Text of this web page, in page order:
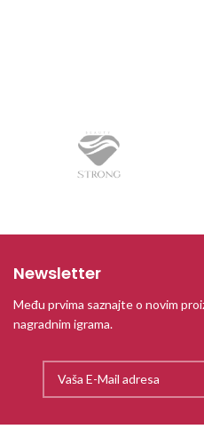
Newsletter
Među prvima saznajte o novim
nagradnim igrama.